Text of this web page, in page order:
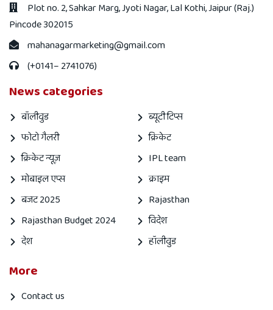
Plot no. 2, Sahkar Marg, Jyoti Nagar, Lal Kothi, Jaipur (Raj.)
Pincode 302015
mahanagarmarketing@gmail.com
(+0141– 2741076)
News categories
बॉलीवुड
ब्यूटी टिप्स
फोटो गैलरी
क्रिकेट
क्रिकेट न्यूज़
IPL team
मोबाइल एप्स
क्राइम
बजट 2025
Rajasthan
Rajasthan Budget 2024
विदेश
देश
हॉलीवुड
More
Contact us